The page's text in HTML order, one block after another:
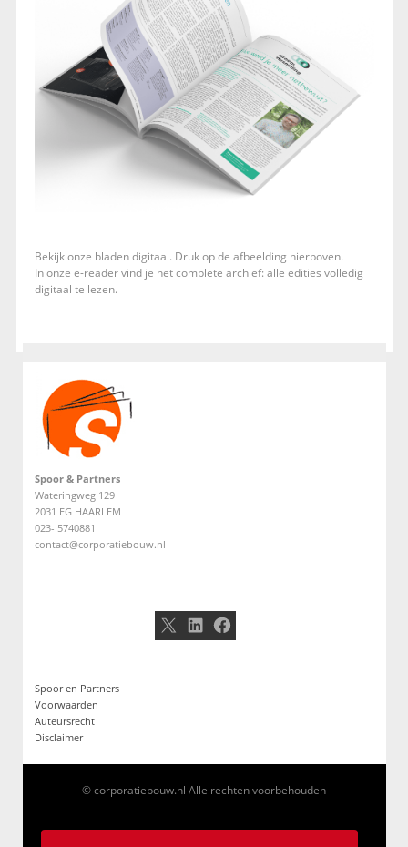
Bekijk onze bladen digitaal. Druk op de afbeelding hierboven.
In onze e-reader vind je het complete archief: alle edities volledig
digitaal te lezen.
Spoor & Partners
Wateringweg 129
2031 EG HAARLEM
023- 5740881
contact@corporatiebouw.nl
X LinkedIn
Facebook
Spoor en Partners
Voorwaarden
Auteursrecht
Disclaimer
© corporatiebouw.nl Alle rechten voorbehouden